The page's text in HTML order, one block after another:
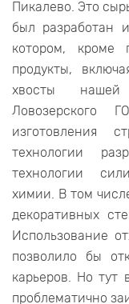
Пикалево. Это
был разработан
котором, кроме
продукты,
хвосты
Ловозерского
изготовления
технологии
технологии
химии. В том
декоративных
Использование
позволило бы
карьеров. Но тут
проблематично